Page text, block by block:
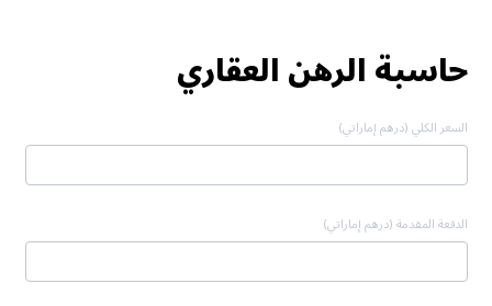
حاسبة الرهن العقاري
السعر الكلي (درهم إماراتي)
الدفعة المقدمة (درهم إماراتي)